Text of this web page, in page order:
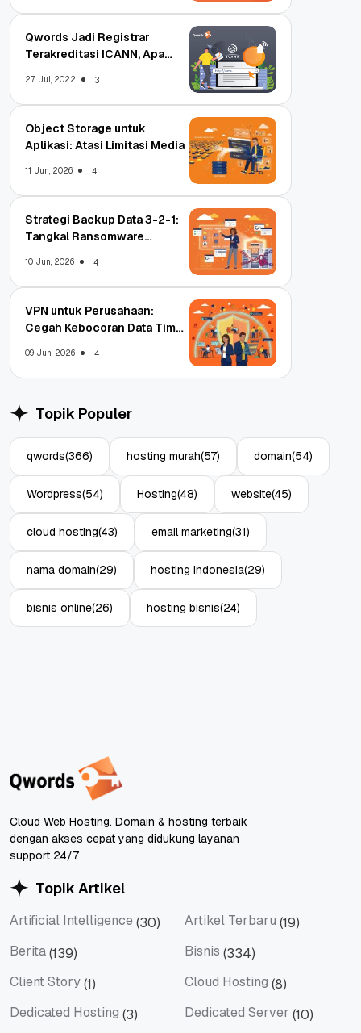
Qwords Jadi Registrar
Terakreditasi ICANN, Apa
27 Jul, 2022 3
Object Storage untuk
Aplikasi: Atasi Limitasi Media
11 Jun, 2026 4
Strategi Backup Data 3-2-1:
Tangkal Ransomware
10 Jun, 2026 4
VPN untuk Perusahaan:
Cegah Kebocoran Data Tim
09 Jun, 2026 4
Topik Populer
qwords(366) hosting murah(57) domain(54)
Wordpress(54) Hosting(48) website(45)
cloud hosting(43) email marketing(31)
nama domain(29) hosting indonesia(29)
bisnis online(26) hosting bisnis(24)
Cloud Web Hosting. Domain & hosting terbaik
dengan akses cepat yang didukung layanan
support 24/7
Topik Artikel
Artificial Intelligence (30) Artikel Terbaru (19)
Berita(139) Bisnis (334)
Client Story(1) Cloud Hosting (8)
Dedicated Hosting (3) Dedicated Server (10)